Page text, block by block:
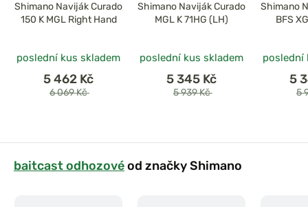
Shimano Naviják Curado
150 K MGL Right Hand
poslední kus skladem
5 462 Kč
6 069 Kč
Shimano Naviják Curado
MGL K 71HG (LH)
poslední kus skladem
5 345 Kč
5 939 Kč
Shimano
BFS
poslední
5
5
baitcast odhozovéod značky Shimano